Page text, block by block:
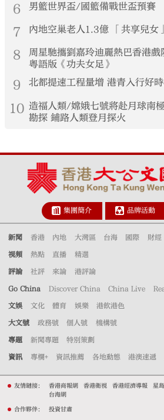
6 男籃世界盃/國籃備戰世盃預賽
7 內地空巢老人1.3億 「共享兒女
8
周星馳攜劉嘉玲迪麗熱巴香港
粵語版《功夫女足》
9 北都提速工程量增 港青入行好
10 造福人類/嫦娥七號將赴月球南
勘探 鋪路人類登月探火
集團簡介 品牌活動
新聞 香港 內地 大灣區 台海 國際 財經
視頻 熱點 直播 精選
評論 社評 來論 港評論
Go China Discover China China Live
文娛 文化 體育 娛樂 港飲港色
大文號 政務號 個人號 機構號
專題 新聞專題 特別策劃
資訊 專欄+ 資訊推薦 各地動態 港澳速遞
友情鏈接： 香港商報網 香港衛視 香港經濟導報 星
台海網
合作夥伴： 投資甘肅